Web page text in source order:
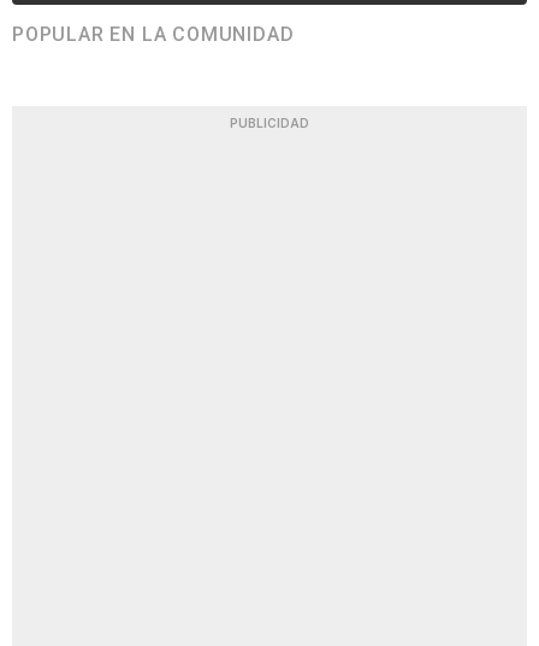
POPULAR EN LA COMUNIDAD
PUBLICIDAD